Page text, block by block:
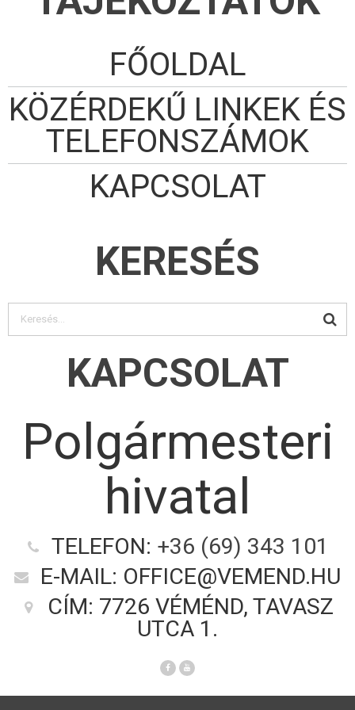
FŐOLDAL
KÖZÉRDEKŰ LINKEK ÉS
TELEFONSZÁMOK
KAPCSOLAT
KERESÉS
KAPCSOLAT
Polgármesteri
hivatal
TELEFON: +36 (69) 343 101
E-MAIL: OFFICE@VEMEND.HU
CÍM: 7726 VÉMÉND, TAVASZ
UTCA 1.